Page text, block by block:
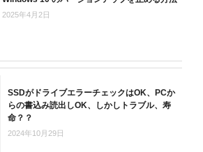
2025年4月2日
SSDがドライブエラーチェックはOK、PCか
らの書込み読出しOK、しかしトラブル、寿
命？？
2024年10月29日